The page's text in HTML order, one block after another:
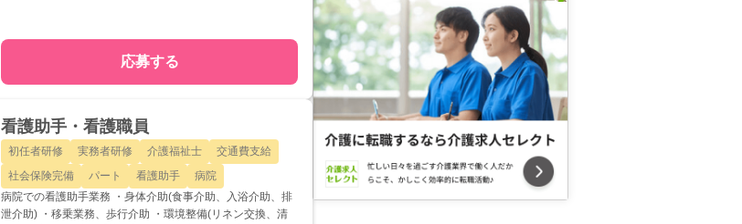
応募する
看護助手・看護職員
初任者研修 実務者研修 介護福祉士
交通費支給
社会保険完備
パート 看護助手
病院
病院での看護助手業務 ・身体介助(食事介助、入浴介助、排
泄介助) ・移乗業務、歩行介助 ・環境整備(リネン交換、清